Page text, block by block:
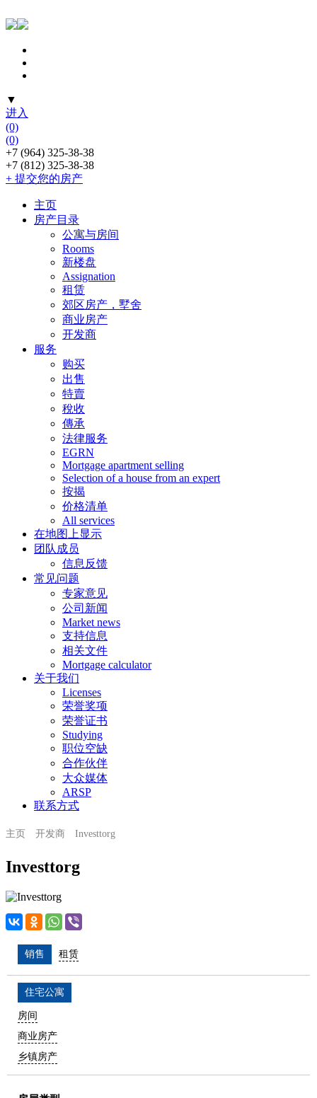
▼
进入
(0)
(0)
+7 (964) 325-38-38
+7 (812) 325-38-38
+ 提交您的房产
主页
房产目录
公寓与房间
Rooms
新楼盘
Assignation
租赁
郊区房产，墅舍
商业房产
开发商
服务
购买
出售
特賣
稅收
傳承
法律服务
EGRN
Mortgage apartment selling
Selection of a house from an expert
按揭
价格清单
All services
在地图上显示
团队成员
信息反馈
常见问题
专家意见
公司新闻
Market news
支持信息
相关文件
Mortgage calculator
关于我们
Licenses
荣誉奖项
荣誉证书
Studying
职位空缺
合作伙伴
大众媒体
ARSP
联系方式
主页 开发商 Investtorg
Investtorg
销售 租赁
住宅公寓
房间
商业房产
乡镇房产